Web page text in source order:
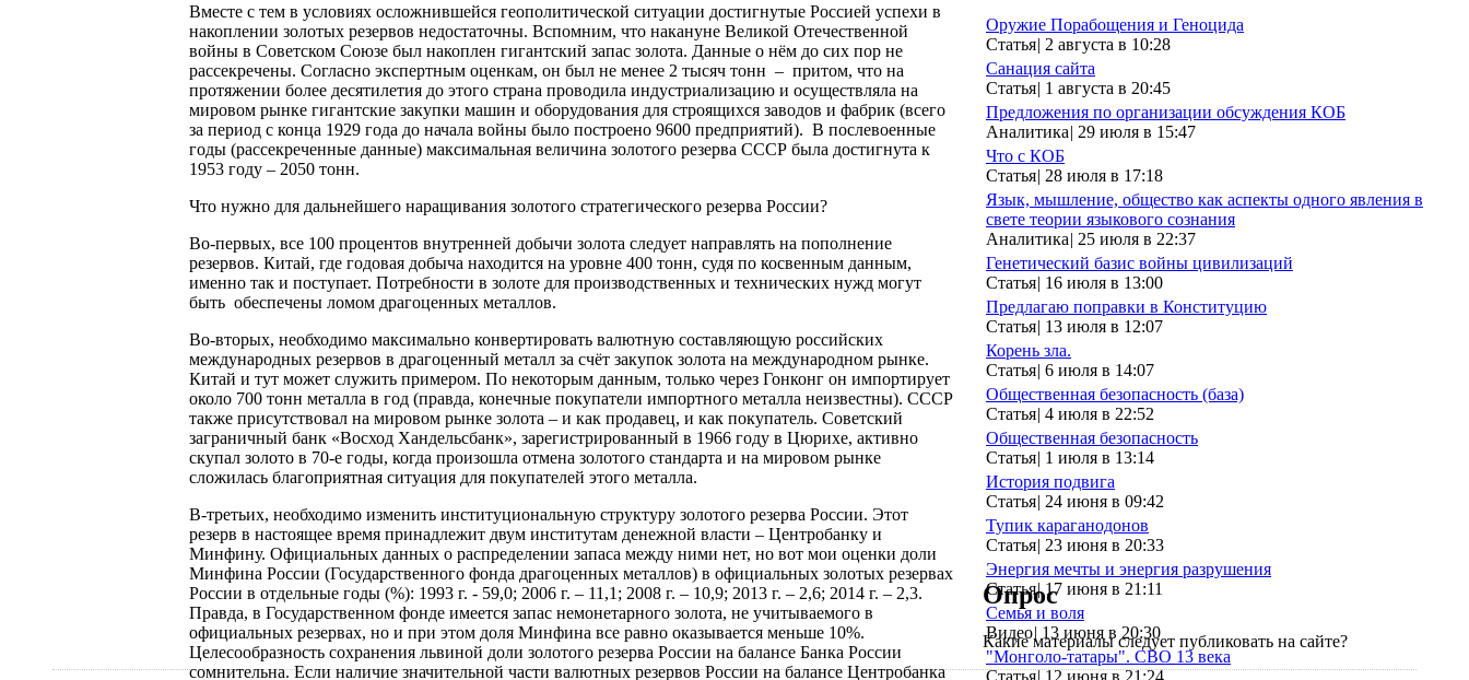
Вместе с тем в условиях осложнившейся геополитической ситуации достигнутые Россией успехи в
накоплении золотых резервов недостаточны. Вспомним, что накануне Великой Отечественной
войны в Советском Союзе был накоплен гигантский запас золота. Данные о нём до сих пор не
рассекречены. Согласно экспертным оценкам, он был не менее 2 тысяч тонн – притом, что на
протяжении более десятилетия до этого страна проводила индустриализацию и осуществляла на
мировом рынке гигантские закупки машин и оборудования для строящихся заводов и фабрик (всего
за период с конца 1929 года до начала войны было построено 9600 предприятий). В послевоенные
годы (рассекреченные данные) максимальная величина золотого резерва СССР была достигнута к
1953 году – 2050 тонн.
Что нужно для дальнейшего наращивания золотого стратегического резерва России?
Во-первых, все 100 процентов внутренней добычи золота следует направлять на пополнение
резервов. Китай, где годовая добыча находится на уровне 400 тонн, судя по косвенным данным,
именно так и поступает. Потребности в золоте для производственных и технических нужд могут
быть обеспечены ломом драгоценных металлов.
Во-вторых, необходимо максимально конвертировать валютную составляющую российских
международных резервов в драгоценный металл за счёт закупок золота на международном рынке.
Китай и тут может служить примером. По некоторым данным, только через Гонконг он импортирует
около 700 тонн металла в год (правда, конечные покупатели импортного металла неизвестны). СССР
также присутствовал на мировом рынке золота – и как продавец, и как покупатель. Советский
заграничный банк «Восход Хандельсбанк», зарегистрированный в 1966 году в Цюрихе, активно
скупал золото в 70-е годы, когда произошла отмена золотого стандарта и на мировом рынке
сложилась благоприятная ситуация для покупателей этого металла.
В-третьих, необходимо изменить институциональную структуру золотого резерва России. Этот
резерв в настоящее время принадлежит двум институтам денежной власти – Центробанку и
Минфину. Официальных данных о распределении запаса между ними нет, но вот мои оценки доли
Минфина России (Государственного фонда драгоценных металлов) в официальных золотых резервах
России в отдельные годы (%): 1993 г. - 59,0; 2006 г. – 11,1; 2008 г. – 10,9; 2013 г. – 2,6; 2014 г. – 2,3.
Правда, в Государственном фонде имеется запас немонетарного золота, не учитываемого в
официальных резервах, но и при этом доля Минфина все равно оказывается меньше 10%.
Целесообразность сохранения львиной доли золотого резерва России на балансе Банка России
сомнительна. Если наличие значительной части валютных резервов России на балансе Центробанка
Оружие Порабощения и Геноцида
Статья| 2 августа в 10:28
Санация сайта
Статья| 1 августа в 20:45
Предложения по организации обсуждения КОБ
Аналитика| 29 июля в 15:47
Что с КОБ
Статья| 28 июля в 17:18
Язык, мышление, общество как аспекты одного явления в
свете теории языкового сознания
Аналитика| 25 июля в 22:37
Генетический базис войны цивилизаций
Статья| 16 июля в 13:00
Предлагаю поправки в Конституцию
Статья| 13 июля в 12:07
Корень зла.
Статья| 6 июля в 14:07
Общественная безопасность (база)
Статья| 4 июля в 22:52
Общественная безопасность
Статья| 1 июля в 13:14
История подвига
Статья| 24 июня в 09:42
Тупик караганодонов
Статья| 23 июня в 20:33
Энергия мечты и энергия разрушения
Статья| 17 июня в 21:11
Семья и воля
Видео| 13 июня в 20:30
"Монголо-татары". СВО 13 века
Опрос
Какие материалы следует публиковать на сайте?